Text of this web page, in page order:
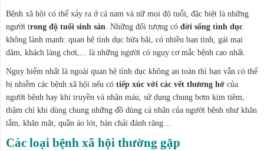
Bệnh xã hội có thể xảy ra ở cả nam và nữ mọi độ tuổi, đặc biệt là những
người trong độ tuổi sinh sản. Những đối tượng có đời sống tình dục
không lành mạnh: quan hệ tình dục bừa bãi, có nhiều bạn tình, gái mại
dâm, khách làng chơi,... là những người có nguy cơ mắc bệnh cao nhất.
Nguy hiểm nhất là ngoài quan hệ tình dục không an toàn thì bạn vẫn có thể
bị nhiễm các bệnh xã hội nếu cótiếp xúc với các vết thương hởcủa
người bệnh hay khi truyền và nhận máu, sử dụng chung bơm kim tiêm,
thậm chí khi dùng chung những đồ dùng cá nhân của người bệnh như khăn
tắm, khăn mặt, quần áo lót, bàn chải đánh răng…
Các loại bệnh xã hội thường gặp